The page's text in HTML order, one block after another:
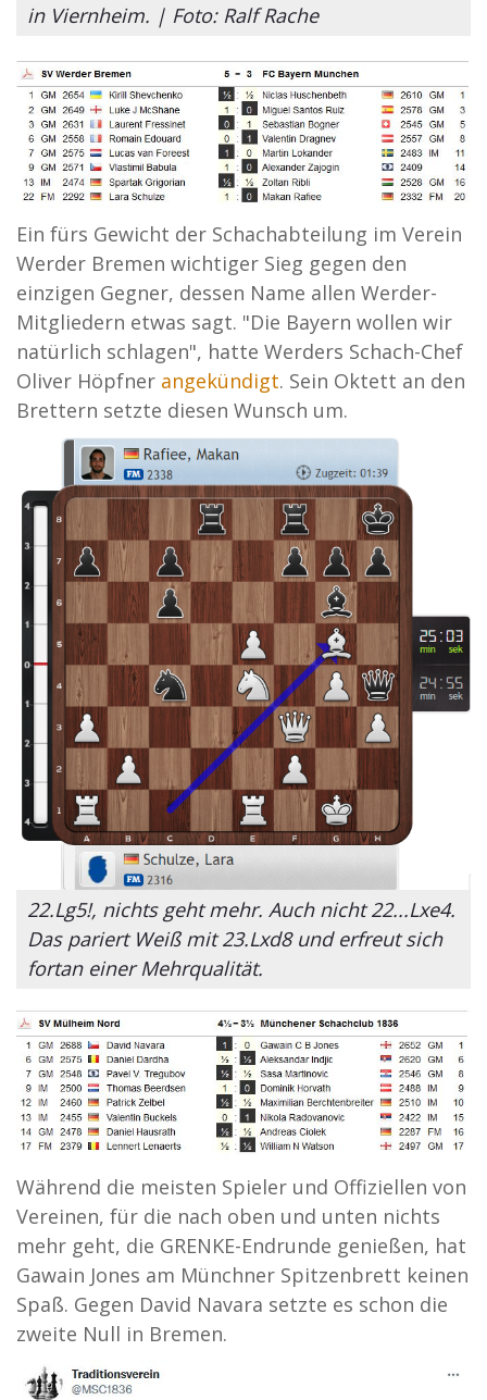
in Viernheim. | Foto: Ralf Rache
Ein fürs Gewicht der Schachabteilung im Verein
Werder Bremen wichtiger Sieg gegen den
einzigen Gegner, dessen Name allen Werder-
Mitgliedern etwas sagt. "Die Bayern wollen wir
natürlich schlagen", hatte Werders Schach-Chef
Oliver Höpfner angekündigt. Sein Oktett an den
Brettern setzte diesen Wunsch um.
22.Lg5!, nichts geht mehr. Auch nicht 22...Lxe4.
Das pariert Weiß mit 23.Lxd8 und erfreut sich
fortan einer Mehrqualität.
Während die meisten Spieler und Offiziellen von
Vereinen, für die nach oben und unten nichts
mehr geht, die GRENKE-Endrunde genießen, hat
Gawain Jones am Münchner Spitzenbrett keinen
Spaß. Gegen David Navara setzte es schon die
zweite Null in Bremen.